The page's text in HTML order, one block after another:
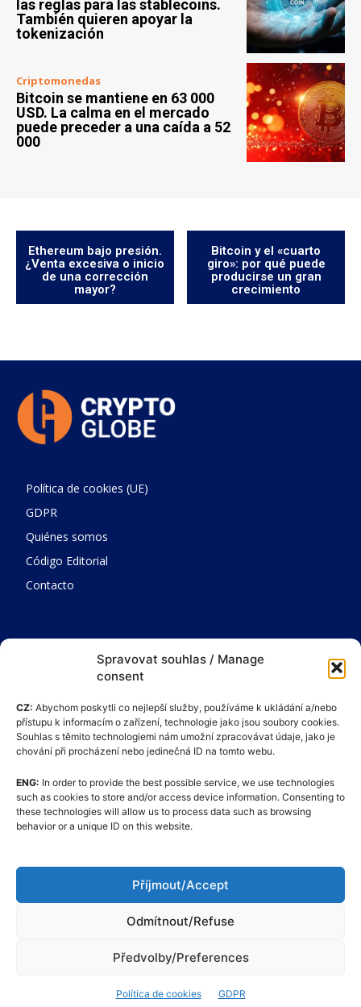
Spravovat souhlas / Manage
consent
CZ: Abychom poskytli co nejlepší služby, používáme k ukládání a/nebo
přístupu k informacím o zařízení, technologie jako jsou soubory cookies.
Souhlas s těmito technologiemi nám umožní zpracovávat údaje, jako je
chování při procházení nebo jedinečná ID na tomto webu.
ENG: In order to provide the best possible service, we use technologies
such as cookies to store and/or access device information. Consenting to
these technologies will allow us to process data such as browsing
behavior or a unique ID on this website.
Příjmout/Accept
Odmítnout/Refuse
Předvolby/Preferences
Política de cookies GDPR